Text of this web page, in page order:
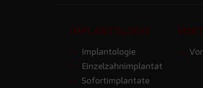
IMPLANTOLOGIE
Implantologie
Einzelzahnimplantat
Sofortimplantate